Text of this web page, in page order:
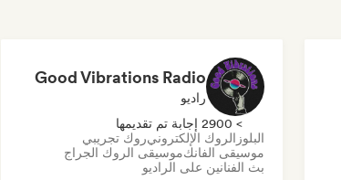
Good Vibrations Radio
راديو
> 2900 إجابة تم تقديمها
البلوز الروك الإلكترونيروك تجريبي
موسيقى الفانكموسيقى الروك الجراج
بث الفنانين على الراديو